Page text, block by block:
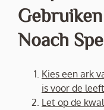
Noach
Kies een ark
is voor de
Let op de